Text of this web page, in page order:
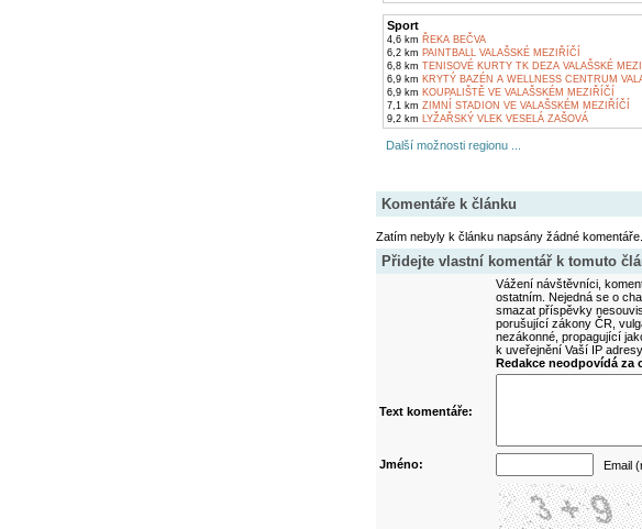
Sport
4,6 km ŘEKA BEČVA
6,2 km PAINTBALL VALAŠSKÉ MEZIŘÍČÍ
6,8 km TENISOVÉ KURTY TK DEZA VALAŠSKÉ
6,9 km KRYTÝ BAZÉN A WELLNESS CENTRUM
6,9 km KOUPALIŠTĚ VE VALAŠSKÉM MEZIŘÍČÍ
7,1 km ZIMNÍ STADION VE VALAŠSKÉM MEZIŘÍČÍ
9,2 km LYŽAŘSKÝ VLEK VESELÁ ZAŠOVÁ
Další možnosti regionu ...
Komentáře k článku
Zatím nebyly k článku napsány žádné komentáře.
Přidejte vlastní komentář k tomuto
Vážení návštěvníci,
ostatním. Nejedná se o
smazat příspěvky
porušující zákony ČR,
nezákonné, propagující
k uveřejnění Vaší IP
Redakce neodpovídá za
Text komentáře:
Jméno: Email